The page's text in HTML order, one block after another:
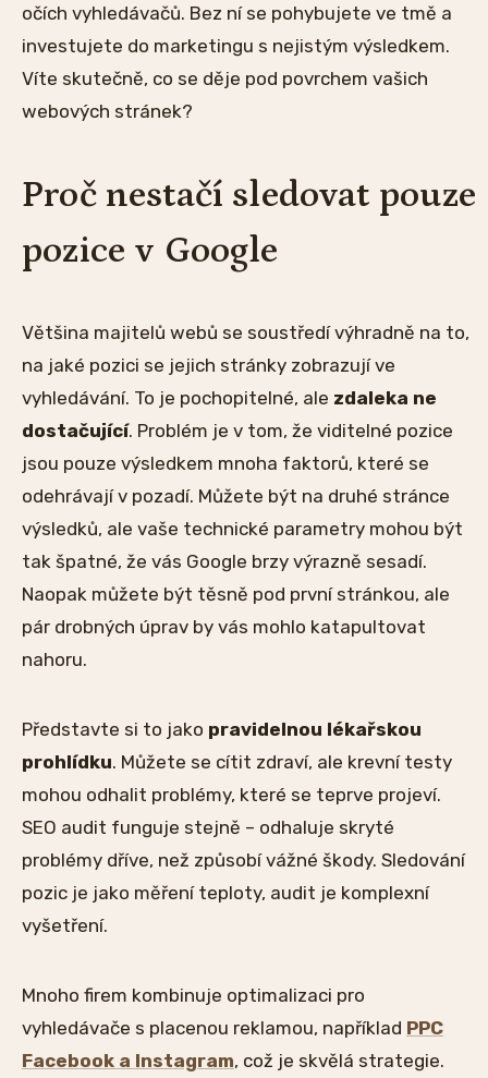
očích vyhledávačů. Bez ní se pohybujete ve tmě a
investujete do marketingu s nejistým výsledkem.
Víte skutečně, co se děje pod povrchem vašich
webových stránek?
Proč nestačí sledovat pouze
pozice v Google
Většina majitelů webů se soustředí výhradně na to,
na jaké pozici se jejich stránky zobrazují ve
vyhledávání. To je pochopitelné, ale zdaleka ne
dostačující. Problém je v tom, že viditelné pozice
jsou pouze výsledkem mnoha faktorů, které se
odehrávají v pozadí. Můžete být na druhé stránce
výsledků, ale vaše technické parametry mohou být
tak špatné, že vás Google brzy výrazně sesadí.
Naopak můžete být těsně pod první stránkou, ale
pár drobných úprav by vás mohlo katapultovat
nahoru.
Představte si to jako pravidelnou lékařskou
prohlídku. Můžete se cítit zdraví, ale krevní testy
mohou odhalit problémy, které se teprve projeví.
SEO audit funguje stejně – odhaluje skryté
problémy dříve, než způsobí vážné škody. Sledování
pozic je jako měření teploty, audit je komplexní
vyšetření.
Mnoho firem kombinuje optimalizaci pro
vyhledávače s placenou reklamou, například PPC
Facebook a Instagram, což je skvělá strategie.